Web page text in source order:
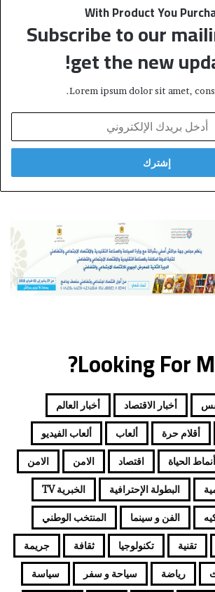
With Product You
Subscribe to our
get the new
Lorem ipsum dolor sit amet,
Looking For
أخبار الاقتصاد أخبار العالم
أقلام حرة ألعاب ألعاب الفيديو
أنماط الحياة اقتصاد الامن الامن
البطولة الإحترافية الخبرية TV
الفن و سينما المنتخب الوطني
تقنية تكنولوجيا ثقافة جريمة
رياضة سياحة و سفر سياسة